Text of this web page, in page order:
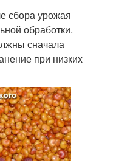
сбора урожая
обработки.
сначала
при низких